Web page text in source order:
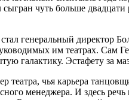
чуть больше двадцати
генеральный директор
им театрах. Сам
галактику. Эстафету за
чья карьера
менеджера. И здесь